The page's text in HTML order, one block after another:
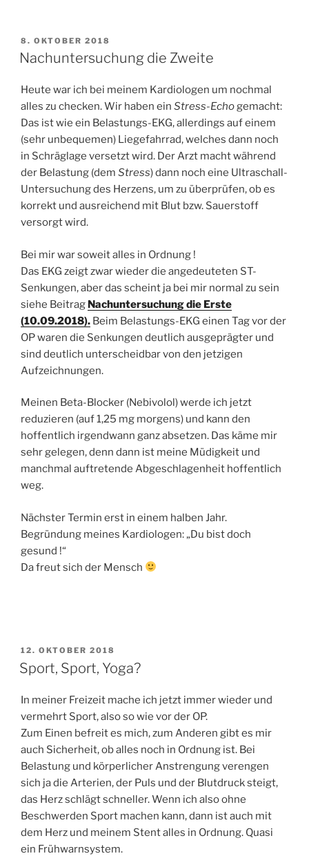
VERÖFFENTLICHT
AM
8. OKTOBER 2018
Nachuntersuchung die Zweite
Heute war ich bei meinem Kardiologen um nochmal
alles zu checken. Wir haben ein Stress-Echogemacht:
Das ist wie ein Belastungs-EKG, allerdings auf einem
(sehr unbequemen) Liegefahrrad, welches dann noch
in Schräglage versetzt wird. Der Arzt macht während
der Belastung (dem Stress) dann noch eine Ultraschall-
Untersuchung des Herzens, um zu überprüfen, ob es
korrekt und ausreichend mit Blut bzw. Sauerstoff
versorgt wird.
Bei mir war soweit alles in Ordnung !
Das EKG zeigt zwar wieder die angedeuteten ST-
Senkungen, aber das scheint ja bei mir normal zu sein
siehe Beitrag Nachuntersuchung die Erste
(10.09.2018). Beim Belastungs-EKG einen Tag vor der
OP waren die Senkungen deutlich ausgeprägter und
sind deutlich unterscheidbar von den jetzigen
Aufzeichnungen.
Meinen Beta-Blocker (Nebivolol) werde ich jetzt
reduzieren (auf 1,25 mg morgens) und kann den
hoffentlich irgendwann ganz absetzen. Das käme mir
sehr gelegen, denn dann ist meine Müdigkeit und
manchmal auftretende Abgeschlagenheit hoffentlich
weg.
Nächster Termin erst in einem halben Jahr.
Begründung meines Kardiologen: „Du bist doch
gesund !“
Da freut sich der Mensch
VERÖFFENTLICHT
AM
12. OKTOBER 2018
Sport, Sport, Yoga?
In meiner Freizeit mache ich jetzt immer wieder und
vermehrt Sport, also so wie vor der OP.
Zum Einen befreit es mich, zum Anderen gibt es mir
auch Sicherheit, ob alles noch in Ordnung ist. Bei
Belastung und körperlicher Anstrengung verengen
sich ja die Arterien, der Puls und der Blutdruck steigt,
das Herz schlägt schneller. Wenn ich also ohne
Beschwerden Sport machen kann, dann ist auch mit
dem Herz und meinem Stent alles in Ordnung. Quasi
ein Frühwarnsystem.